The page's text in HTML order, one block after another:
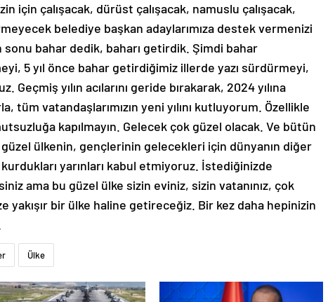
için çalışacak, dürüst çalışacak, namuslu çalışacak,
belediye başkan adaylarımıza destek vermenizi
sonu bahar dedik, baharı getirdik. Şimdi bahar
5 yıl önce bahar getirdiğimiz illerde yazı sürdürmeyi,
yılın acılarını geride bırakarak, 2024 yılına
tüm vatandaşlarımızın yeni yılını kutluyorum. Özellikle
kapılmayın. Gelecek çok güzel olacak. Ve bütün
güzel ülkenin, gençlerinin gelecekleri için dünyanın diğer
yarınları kabul etmiyoruz. İstediğinizde
ama bu güzel ülke sizin eviniz, sizin vatanınız, çok
yakışır bir ülke haline getireceğiz. Bir kez daha hepinizin
Ülke